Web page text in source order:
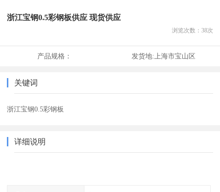
浙江宝钢0.5彩钢板供应 现货供应
浏览次数： 38次
产品规格： 发货地: 上海市宝山区
关键词
浙江宝钢0.5彩钢板
详细说明